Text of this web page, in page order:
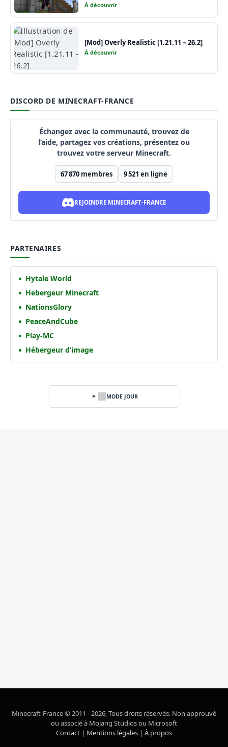
À découvrir
[Mod] Overly Realistic [1.21.11 – 26.2]
À découvrir
DISCORD DE MINECRAFT-FRANCE
Échangez avec la communauté, trouvez de
l’aide, partagez vos créations, présentez ou
trouvez votre serveur Minecraft.
67 870 membres 9 521 en ligne
REJOINDRE MINECRAFT-FRANCE
PARTENAIRES
Hytale World
Hebergeur Minecraft
NationsGlory
PeaceAndCube
Play-MC
Hébergeur d’image
MODE JOUR
Minecraft-France © 2011 - 2026, Tous droits réservés. Non approuvé
ou associé à Mojang Studios ou Microsoft
Contact | Mentions légales | À propos